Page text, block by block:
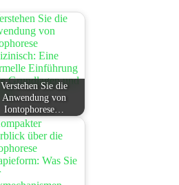
Verstehen Sie die
Anwendung von
Iontophorese…